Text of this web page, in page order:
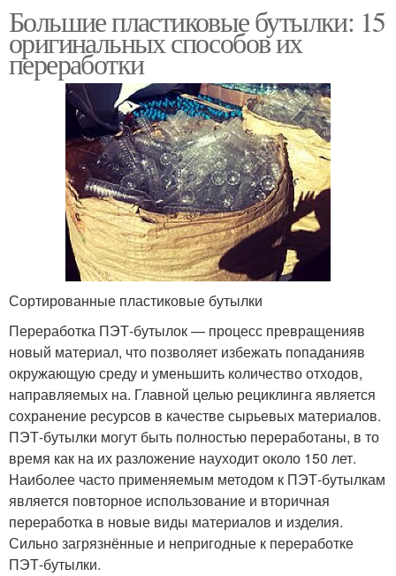
Большие пластиковые бутылки: 15
оригинальных способов их
переработки
Сортированные пластиковые бутылки
Переработка ПЭТ-бутылок — процесс превращенияв
новый материал, что позволяет избежать попаданияв
окружающую среду и уменьшить количество отходов,
направляемых на. Главной целью рециклинга является
сохранение ресурсов в качестве сырьевых материалов.
ПЭТ-бутылки могут быть полностью переработаны, в то
время как на их разложение науходит около 150 лет.
Наиболее часто применяемым методом к ПЭТ-бутылкам
является повторное использование и вторичная
переработка в новые виды материалов и изделия.
Сильно загрязнённые и непригодные к переработке
ПЭТ-бутылки.